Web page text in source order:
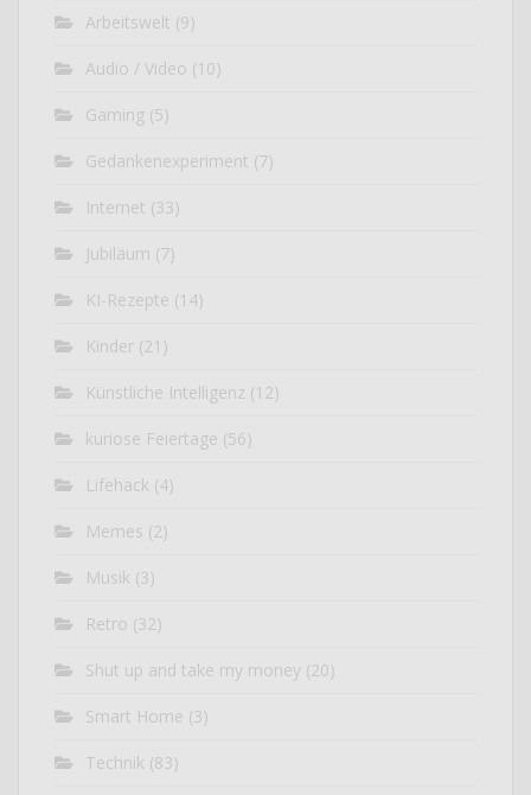
Arbeitswelt (9)
Audio / Video (10)
Gaming (5)
Gedankenexperiment (7)
Internet (33)
Jubiläum (7)
KI-Rezepte (14)
Kinder (21)
Künstliche Intelligenz (12)
kuriose Feiertage (56)
Lifehack (4)
Memes (2)
Musik (3)
Retro (32)
Shut up and take my money (20)
Smart Home (3)
Technik (83)